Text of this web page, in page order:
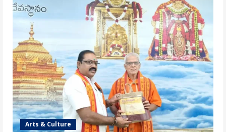
Arts & Culture